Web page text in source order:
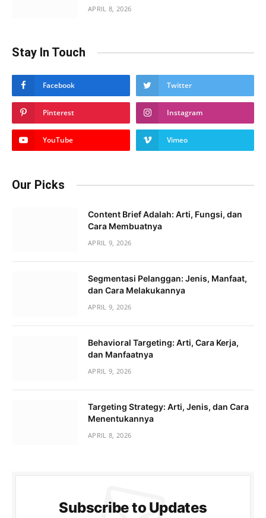
APRIL 8, 2026
Stay In Touch
Facebook Twitter
Pinterest Instagram
YouTube Vimeo
Our Picks
Content Brief Adalah: Arti, Fungsi, dan
Cara Membuatnya
APRIL 9, 2026
Segmentasi Pelanggan: Jenis, Manfaat,
dan Cara Melakukannya
APRIL 9, 2026
Behavioral Targeting: Arti, Cara Kerja,
dan Manfaatnya
APRIL 9, 2026
Targeting Strategy: Arti, Jenis, dan Cara
Menentukannya
APRIL 8, 2026
Subscribe to Updates